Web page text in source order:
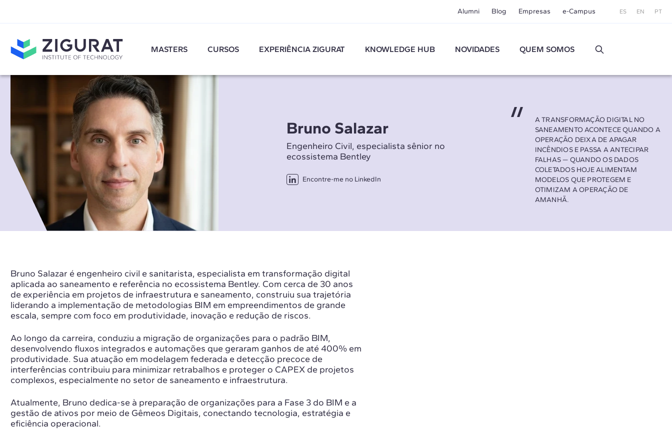
Alumni Blog Empresas e-Campus ES EN PT
MASTERS CURSOS EXPERIÊNCIA ZIGURAT KNOWLEDGE HUB NOVIDADES QUEM SOMOS
Bruno Salazar
Engenheiro Civil, especialista sênior no
ecossistema Bentley
Encontre-me no LinkedIn
A TRANSFORMAÇÃO DIGITAL NO
SANEAMENTO ACONTECE QUANDO A
OPERAÇÃO DEIXA DE APAGAR
INCÊNDIOS E PASSA A ANTECIPAR
FALHAS — QUANDO OS DADOS
COLETADOS HOJE ALIMENTAM
MODELOS QUE PROTEGEM E
OTIMIZAM A OPERAÇÃO DE
AMANHÃ.
Bruno Salazar é engenheiro civil e sanitarista, especialista em transformação digital
aplicada ao saneamento e referência no ecossistema Bentley. Com cerca de 30 anos
de experiência em projetos de infraestrutura e saneamento, construiu sua trajetória
liderando a implementação de metodologias BIM em empreendimentos de grande
escala, sempre com foco em produtividade, inovação e redução de riscos.
Ao longo da carreira, conduziu a migração de organizações para o padrão BIM,
desenvolvendo fluxos integrados e automações que geraram ganhos de até 400% em
produtividade. Sua atuação em modelagem federada e detecção precoce de
interferências contribuiu para minimizar retrabalhos e proteger o CAPEX de projetos
complexos, especialmente no setor de saneamento e infraestrutura.
Atualmente, Bruno dedica-se à preparação de organizações para a Fase 3 do BIM e a
gestão de ativos por meio de Gêmeos Digitais, conectando tecnologia, estratégia e
eficiência operacional.